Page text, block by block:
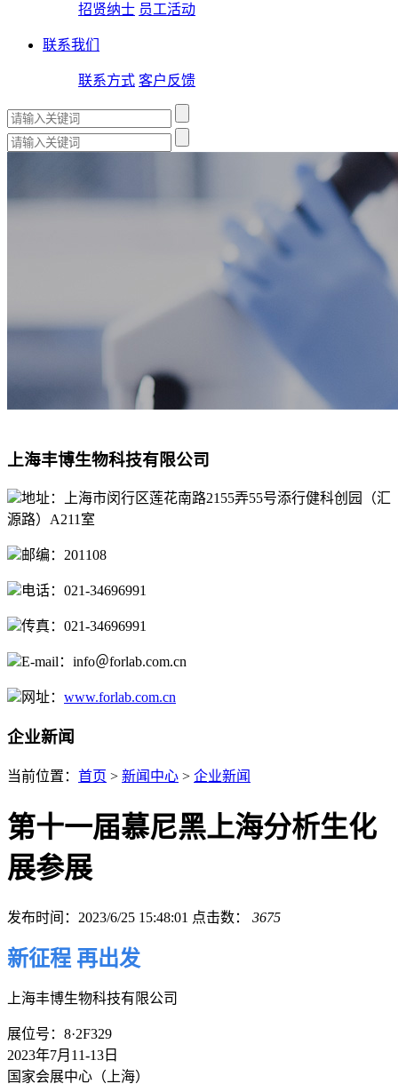
招贤纳士 员工活动
联系我们
联系方式 客户反馈
上海丰博生物科技有限公司
地址：上海市闵行区莲花南路2155弄55号添行健科创园（汇
源路）A211室
邮编：201108
电话：021-34696991
传真：021-34696991
E-mail：info＠forlab.com.cn
网址： www.forlab.com.cn
企业新闻
当前位置： 首页 > 新闻中心 > 企业新闻
第十一届慕尼黑上海分析生化
展参展
发布时间：2023/6/25 15:48:01 点击数： 3675
新征程 再出发
上海丰博生物科技有限公司
展位号：8·2F329
2023年7月11-13日
国家会展中心（上海）